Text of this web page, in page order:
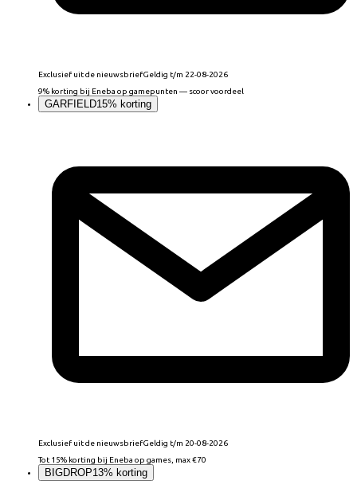
Exclusief uit de nieuwsbriefGeldig t/m 22-08-2026
9% korting bij Eneba op gamepunten — scoor voordeel
GARFIELD15% korting
Exclusief uit de nieuwsbriefGeldig t/m 20-08-2026
Tot 15% korting bij Eneba op games, max €70
BIGDROP13% korting